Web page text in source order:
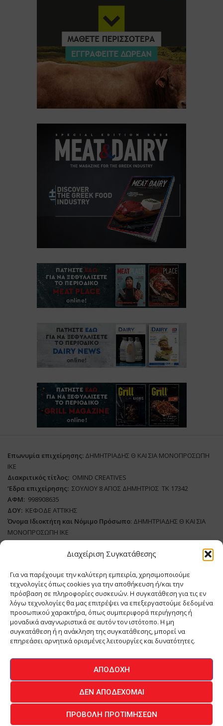
Διαχείριση Συγκατάθεσης
Για να παρέχουμε την καλύτερη εμπειρία, χρησιμοποιούμε
τεχνολογίες όπως cookies για την αποθήκευση ή/και την
πρόσβαση σε πληροφορίες συσκευών. Η συγκατάθεση για τις εν
λόγω τεχνολογίες θα μας επιτρέψει να επεξεργαστούμε δεδομένα
προσωπικού χαρακτήρα, όπως συμπεριφορά περιήγησης ή
μοναδικά αναγνωριστικά σε αυτόν τον ιστότοπο. Η μη
συγκατάθεση ή η ανάκληση της συγκατάθεσης, μπορεί να
επηρεάσει αρνητικά ορισμένες λειτουργίες και δυνατότητες.
ΑΠΟΔΟΧΉ
ΔΕΝ ΑΠΟΔΈΧΟΜΑΙ
ΠΡΟΒΟΛΉ ΠΡΟΤΙΜΉΣΕΩΝ
Επωνυμία επιχείρησης: ΔΗΜΗΤΡΙΑΔΗΣ Θ ΚΑΙ ΣΙΑ ΜΟΝΟΠΡΟΣΩΠΗ
ΙΚΕ
Διακριτικός τίτλος: ΟΜΙΝD CREATIVES
‘Eδρα επιχείρησης: ΣΟΥΛΙΟΥ 8 ΑΓΙΟΣ ΔΗΜΗΤΡΙΟΣ ΤΚ 17342
ΑΦΜ: 998908635
ΔΟΥ: ΚΕΦΟΔΕ ΑΤΤΙΚΗΣ
Όνομα Ιδιοκτήτη και Νόμιμο Πρόσωπο: ΔΗΜΗΤΡΙΑΔΗΣ Θ ΚΑΙ ΣΙΑ
ΜΟΝΟΠΡΟΣΩΠΗ ΙΚΕ
Διευθυντής Σύνταξης:ΑΘΑΝΑΣΙΟΣ ΑΝΤΩΝΙΟΥ
ΔικαιούχοςDomain:ΔΗΜΗΤΡΙΑΔΗΣ Θ ΚΑΙ ΣΙΑ ΜΟΝΟΠΡΟΣΩΠΗ ΙΚΕ
Διευθυντής: ΕΥΘΥΜΙΑΤΟΥ ΜΑΡΙΑ
Διαχειριστής:
ΕΥΘΥΜΙΑΤΟΥ ΜΑΡΙΑ
Δήλωση Συμμόρφωσης
ΕΠΙΚΟΙΝΩΝΙΑ
© 2026 - All Rights Reserved -Πολιτική Απορρήτου